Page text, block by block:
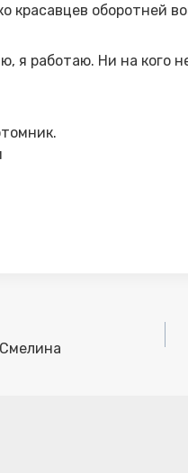
красавцев оборотней
я работаю. Ни на кого